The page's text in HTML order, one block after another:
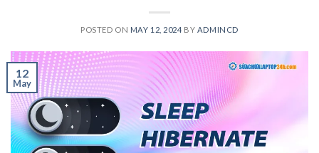
POSTED ON MAY 12, 2024 BY ADMINCD
12
May